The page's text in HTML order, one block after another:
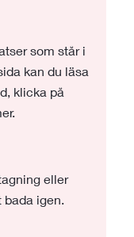
som står i
kan du läsa
klicka på
eller
bada igen.